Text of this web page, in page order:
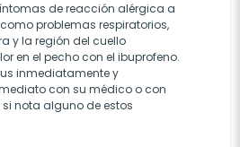
de reacción alérgica a
problemas respiratorios,
y la región del cuello
en el pecho con el ibuprofeno.
inmediatamente y
con su médico o con
nota alguno de estos